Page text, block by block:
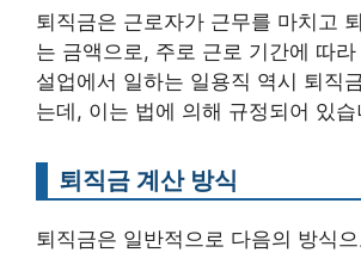
퇴직금은 근로자가 근무를 마치고
는 금액으로, 주로 근로 기간에 따
설업에서 일하는 일용직 역시 퇴직
는데, 이는 법에 의해 규정되어 있습
퇴직금 계산 방식
퇴직금은 일반적으로 다음의 방식